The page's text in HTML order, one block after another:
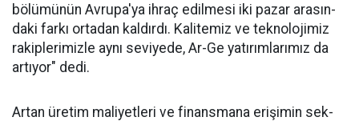
bölümünün Avru­pa'ya ihraç edilme­si iki pazar arasın­
daki farkı ortadan kaldırdı. Kalitemiz ve teknolojimiz
ra­kiplerimizle aynı seviyede, Ar-Ge ya­tırımlarımız da
ar­tıyor" dedi.
Artan üretim ma­liyetleri ve finans­mana erişimin sek­